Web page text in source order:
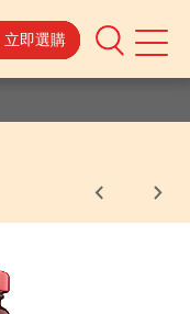
立即選購
Mobile
立即選購
立即選購
立即選購
立即選購